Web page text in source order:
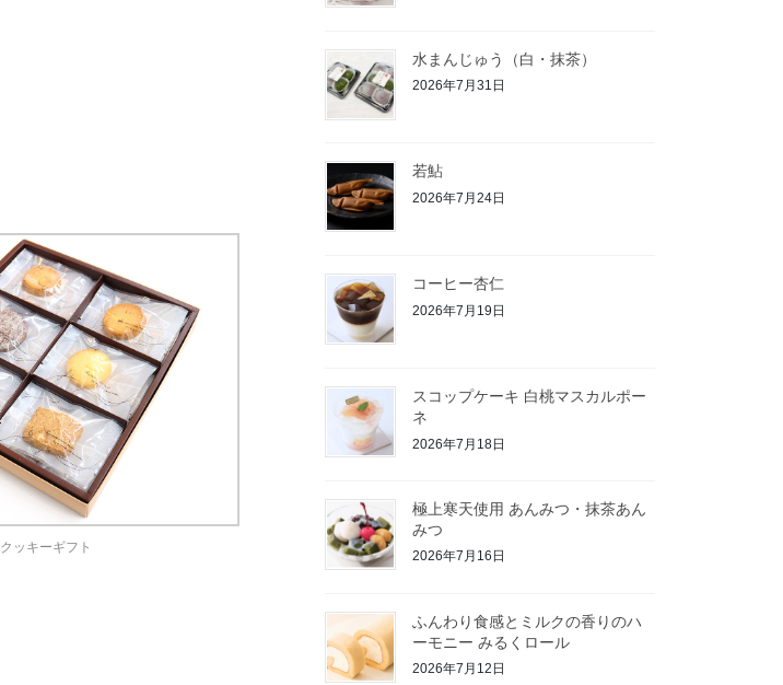
クッキーギフト
水まんじゅう（白・抹茶）
2026年7月31日
若鮎
2026年7月24日
コーヒー杏仁
2026年7月19日
スコップケーキ 白桃マスカルポー
ネ
2026年7月18日
極上寒天使用 あんみつ・抹茶あん
みつ
2026年7月16日
ふんわり食感とミルクの香りのハ
ーモニー みるくロール
2026年7月12日